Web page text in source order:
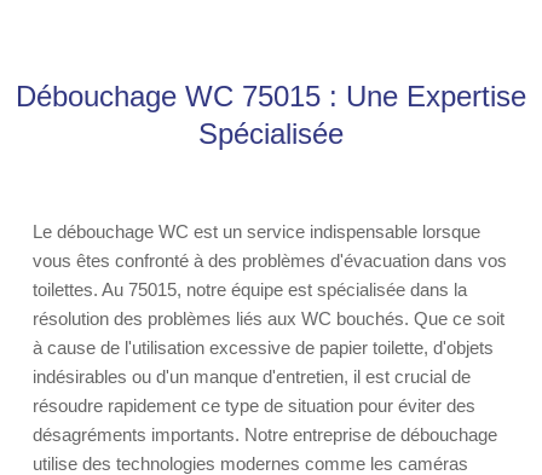
Débouchage WC 75015 : Une Expertise
Spécialisée
Le débouchage WC est un service indispensable lorsque
vous êtes confronté à des problèmes d'évacuation dans vos
toilettes. Au 75015, notre équipe est spécialisée dans la
résolution des problèmes liés aux WC bouchés. Que ce soit
à cause de l'utilisation excessive de papier toilette, d'objets
indésirables ou d'un manque d'entretien, il est crucial de
résoudre rapidement ce type de situation pour éviter des
désagréments importants. Notre entreprise de débouchage
utilise des technologies modernes comme les caméras